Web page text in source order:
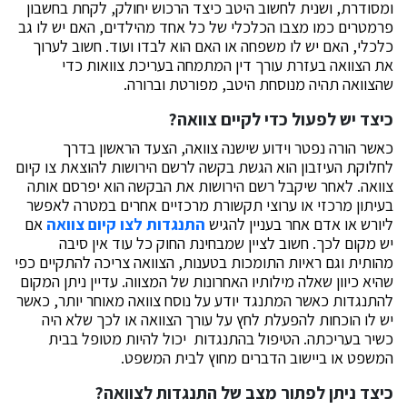
ומסודרת, ושנית לחשוב היטב כיצד הרכוש יחולק, לקחת בחשבון
פרמטרים כמו מצבו הכלכלי של כל אחד מהילדים, האם יש לו גב
כלכלי, האם יש לו משפחה או האם הוא לבדו ועוד. חשוב לערוך
את הצוואה בעזרת עורך דין המתמחה בעריכת צוואות כדי
שהצוואה תהיה מנוסחת היטב, מפורטת וברורה.
כיצד יש לפעול כדי לקיים צוואה?
כאשר הורה נפטר וידוע שישנה צוואה, הצעד הראשון בדרך
לחלוקת העיזבון הוא הגשת בקשה לרשם הירושות להוצאת צו קיום
צוואה. לאחר שיקבל רשם הירושות את הבקשה הוא יפרסם אותה
בעיתון מרכזי או ערוצי תקשורת מרכזיים אחרים במטרה לאפשר
ליורש או אדם אחר בעניין להגיש התנגדות לצו קיום צוואה אם
יש מקום לכך. חשוב לציין שמבחינת החוק כל עוד אין סיבה
מהותית וגם ראיות התומכות בטענות, הצוואה צריכה להתקיים כפי
שהיא כיוון שאלה מילותיו האחרונות של המצווה. עדיין ניתן המקום
להתנגדות כאשר המתנגד יודע על נוסח צוואה מאוחר יותר, כאשר
יש לו הוכחות להפעלת לחץ על עורך הצוואה או לכך שלא היה
כשיר בעריכתה. הטיפול בהתנגדות יכול להיות מטופל בבית
המשפט או ביישוב הדברים מחוץ לבית המשפט.
כיצד ניתן לפתור מצב של התנגדות לצוואה?